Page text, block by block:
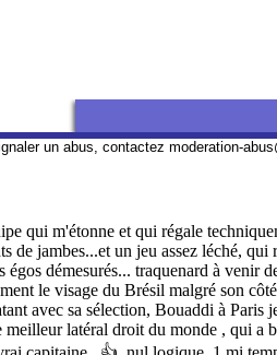
un abus, contactez moderation-